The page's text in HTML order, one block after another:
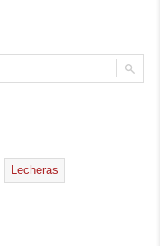
Lecheras